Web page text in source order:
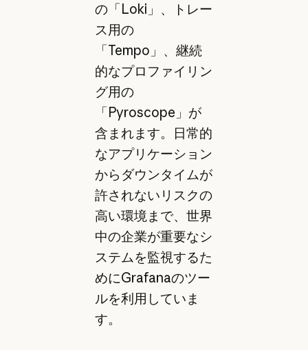
の「Loki」、トレー
ス用の
「Tempo」、継続
的なプロファイリン
グ用の
「Pyroscope」が
含まれます。日常的
なアプリケーション
からダウンタイムが
許されないリスクの
高い環境まで、世界
中の企業が重要なシ
ステムを監視するた
めにGrafanaのツー
ルを利用していま
す。